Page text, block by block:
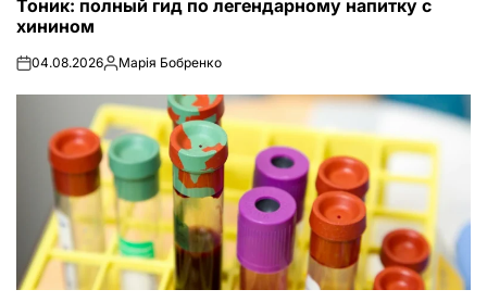
В
Тоник: полный гид по легендарному напитку с
хинином
on04.08.2026Запись
Марія Бобренко